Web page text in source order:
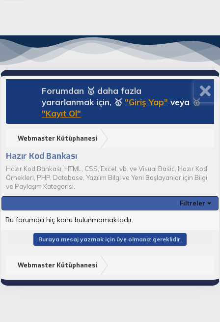
Forumdan 🥇 daha fazla
yararlanmak için, 🥇 "Giriş Yap" veya 🥇
"Kayıt Ol"
Webmaster Kütüphanesi
Hazır Kod Bankası
Hazır Kod Bankası, HTML, CSS, Excel, vb. ve Visual Basic, Hazır Kod
Örnekleri, PHP, Database, Yazılım Bilgi ve Yeni Başlayanlar için Bilgi
ve Paylaşım Kategorisi.
Filtreler
Bu forumda hiç konu bulunmamaktadır.
Buraya mesaj yazmak için üye olmanız gereklidir.
Webmaster Kütüphanesi